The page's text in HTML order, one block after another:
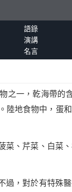
語錄
演講
名言
之一，乾海帶的
陸地食物中，蛋
、芹菜、白菜、
過，對於有特殊